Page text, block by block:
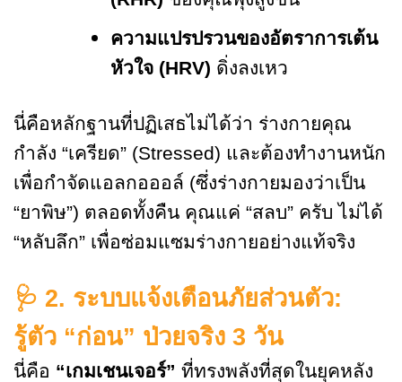
ความแปรปรวนของอัตราการเต้น
หัวใจ (HRV) ดิ่งลงเหว
นี่คือหลักฐานที่ปฏิเสธไม่ได้ว่า ร่างกายคุณ
กำลัง “เครียด” (Stressed) และต้องทำงานหนัก
เพื่อกำจัดแอลกอออล์ (ซึ่งร่างกายมองว่าเป็น
“ยาพิษ”) ตลอดทั้งคืน คุณแค่ “สลบ” ครับ ไม่ได้
“หลับลึก” เพื่อซ่อมแซมร่างกายอย่างแท้จริง
🩺 2. ระบบแจ้งเตือนภัยส่วนตัว:
รู้ตัว “ก่อน” ป่วยจริง 3 วัน
นี่คือ “เกมเชนเจอร์” ที่ทรงพลังที่สุดในยุคหลัง